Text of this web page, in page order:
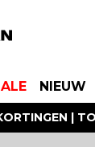
NIEUW
|